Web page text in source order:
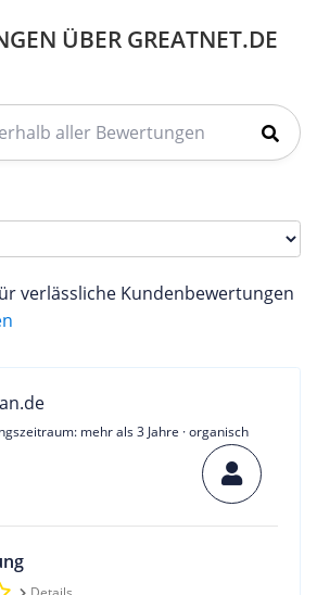
ÜBER GREATNET.DE
verlässliche Kundenbewertungen
mehr als 3 Jahre · organisch